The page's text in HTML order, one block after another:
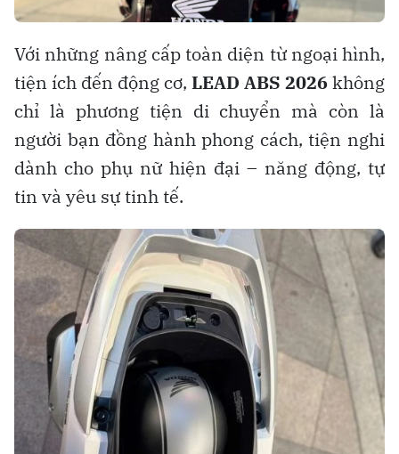
Với những nâng cấp toàn diện từ ngoại hình,
tiện ích đến động cơ, LEAD ABS 2026không
chỉ là phương tiện di chuyển mà còn là
người bạn đồng hành phong cách, tiện nghi
dành cho phụ nữ hiện đại – năng động, tự
tin và yêu sự tinh tế.